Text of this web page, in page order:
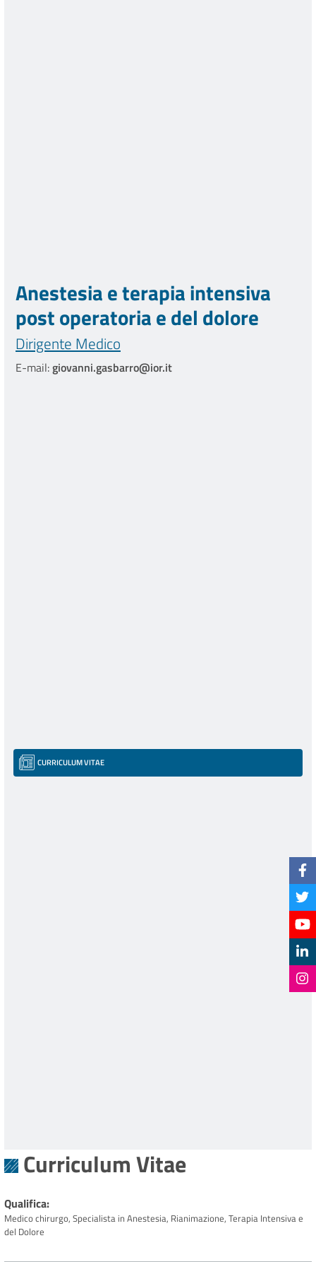
Anestesia e terapia intensiva
post operatoria e del dolore
Dirigente Medico
E-mail:giovanni.gasbarro@ior.it
CURRICULUM VITAE
Curriculum Vitae
Qualifica
Medico chirurgo, Specialista in Anestesia, Rianimazione, Terapia Intensiva e
del Dolore